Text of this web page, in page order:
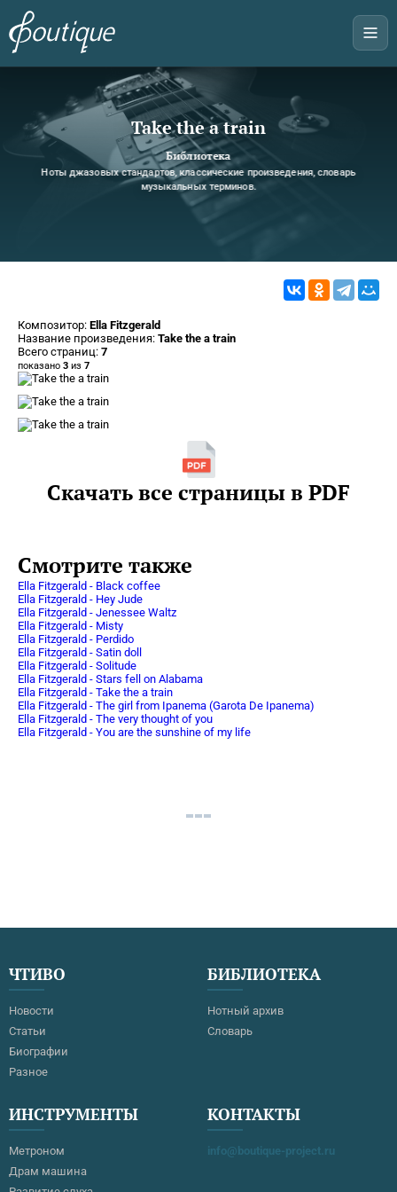
Take the a train
Библиотека
Ноты джазовых стандартов, классические произведения, словарь
музыкальных терминов.
Композитор: Ella Fitzgerald
Название произведения: Take the a train
Всего страниц: 7
показано 3 из 7
Скачать все страницы в PDF
Смотрите также
Ella Fitzgerald - Black coffee
Ella Fitzgerald - Hey Jude
Ella Fitzgerald - Jenessee Waltz
Ella Fitzgerald - Misty
Ella Fitzgerald - Perdido
Ella Fitzgerald - Satin doll
Ella Fitzgerald - Solitude
Ella Fitzgerald - Stars fell on Alabama
Ella Fitzgerald - Take the a train
Ella Fitzgerald - The girl from Ipanema (Garota De Ipanema)
Ella Fitzgerald - The very thought of you
Ella Fitzgerald - You are the sunshine of my life
ЧТИВО
Новости
Статьи
Биографии
Разное
БИБЛИОТЕКА
Нотный архив
Словарь
ИНСТРУМЕНТЫ
Метроном
Драм машина
КОНТАКТЫ
info@boutique-project.ru